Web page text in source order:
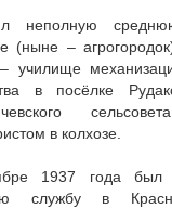
неполную
(ныне –
училище
в посёлке
в колхозе.
1937 года был
службу в